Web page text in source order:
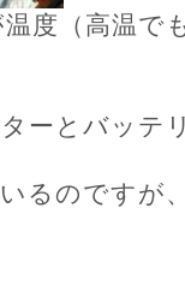
度（高温で
ーとバッテ
るのですが